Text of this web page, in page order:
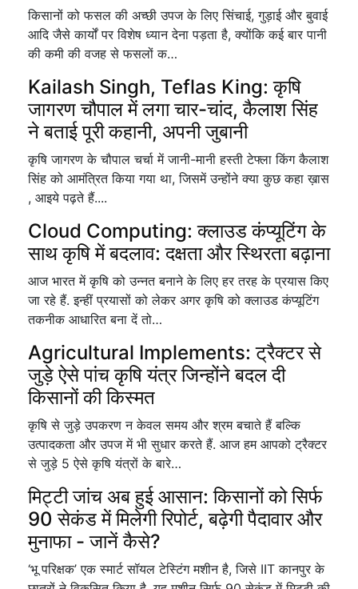
किसानों को फसल की अच्छी उपज के लिए सिंचाई, गुड़ाई और बुवाई
आदि जैसे कार्यों पर विशेष ध्यान देना पड़ता है, क्योंकि कई बार पानी
की कमी की वजह से फसलों क…
Kailash Singh, Teflas King: कृषि
जागरण चौपाल में लगा चार-चांद, कैलाश सिंह
ने बताई पूरी कहानी, अपनी जुबानी
कृषि जागरण के चौपाल चर्चा में जानी-मानी हस्ती टेफ्ला किंग कैलाश
सिंह को आमंत्रित किया गया था, जिसमें उन्होंने क्या कुछ कहा ख़ास
, आइये पढ़ते हैं....
Cloud Computing: क्लाउड कंप्यूटिंग के
साथ कृषि में बदलाव: दक्षता और स्थिरता बढ़ाना
आज भारत में कृषि को उन्नत बनाने के लिए हर तरह के प्रयास किए
जा रहे हैं. इन्हीं प्रयासों को लेकर अगर कृषि को क्लाउड कंप्यूटिंग
तकनीक आधारित बना दें तो…
Agricultural Implements: ट्रैक्टर से
जुड़े ऐसे पांच कृषि यंत्र जिन्होंने बदल दी
किसानों की किस्मत
कृषि से जुड़े उपकरण न केवल समय और श्रम बचाते हैं बल्कि
उत्पादकता और उपज में भी सुधार करते हैं. आज हम आपको ट्रैक्टर
से जुड़े 5 ऐसे कृषि यंत्रों के बारे…
मिट्टी जांच अब हुई आसान: किसानों को सिर्फ
90 सेकंड में मिलेगी रिपोर्ट, बढ़ेगी पैदावार और
मुनाफा - जानें कैसे?
‘भू परिक्षक’ एक स्मार्ट सॉयल टेस्टिंग मशीन है, जिसे IIT कानपुर के